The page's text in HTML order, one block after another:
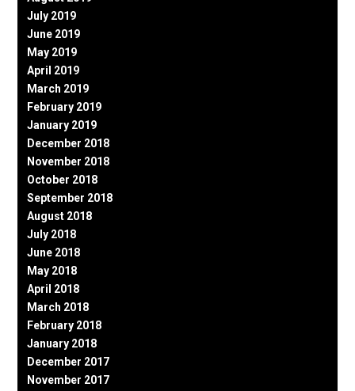
July 2019
June 2019
May 2019
April 2019
March 2019
February 2019
January 2019
December 2018
November 2018
October 2018
September 2018
August 2018
July 2018
June 2018
May 2018
April 2018
March 2018
February 2018
January 2018
December 2017
November 2017